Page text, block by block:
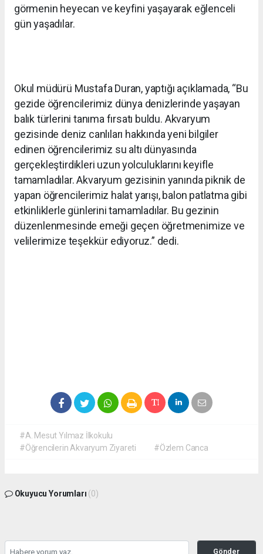
görmenin heyecan ve keyfini yaşayarak eğlenceli
gün yaşadılar.
Okul müdürü Mustafa Duran, yaptığı açıklamada, “Bu
gezide öğrencilerimiz dünya denizlerinde yaşayan
balık türlerini tanıma fırsatı buldu. Akvaryum
gezisinde deniz canlıları hakkında yeni bilgiler
edinen öğrencilerimiz su altı dünyasında
gerçekleştirdikleri uzun yolculuklarını keyifle
tamamladılar. Akvaryum gezisinin yanında piknik de
yapan öğrencilerimiz halat yarışı, balon patlatma gibi
etkinliklerle günlerini tamamladılar. Bu gezinin
düzenlenmesinde emeği geçen öğretmenimize ve
velilerimize teşekkür ediyoruz.” dedi.
#A. Mesut Yılmaz İlkokulu
#Öğrencilerin Akvaryum Ziyareti
#Özlem Canca
Okuyucu Yorumları (0)
Gönder